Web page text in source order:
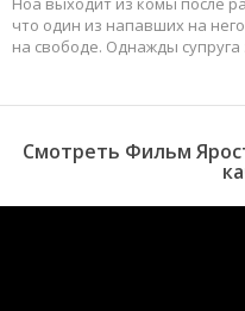
что один из напавших на
на свободе. Однажды
Смотреть Фильм